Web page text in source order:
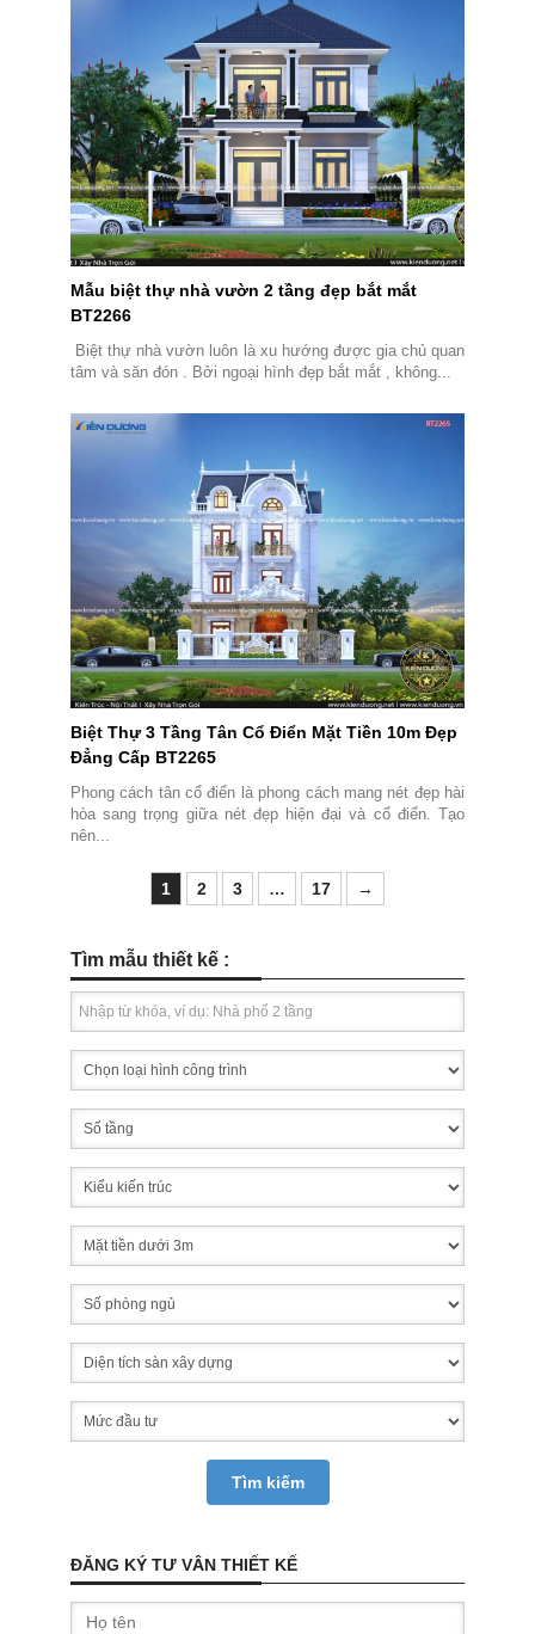
Mẫu biệt thự nhà vườn 2 tầng đẹp bắt mắt
BT2266
Biệt thự nhà vườn luôn là xu hướng được gia chủ quan
tâm và săn đón . Bởi ngoại hình đẹp bắt mắt , không...
Biệt Thự 3 Tầng Tân Cổ Điển Mặt Tiền 10m Đẹp
Đẳng Cấp BT2265
Phong cách tân cổ điển là phong cách mang nét đẹp hài
hòa sang trọng giữa nét đẹp hiện đại và cổ điển. Tạo
nên...
1 2 3 … 17 →
Tìm mẫu thiết kế :
ĐĂNG KÝ TƯ VÂN THIẾT KẾ